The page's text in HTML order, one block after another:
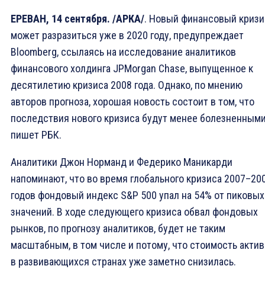
ЕРЕВАН, 14 сентября. /АРКА/. Новый финансовый
может разразиться уже в 2020 году, предупреждает
Bloomberg, ссылаясь на исследование аналитиков
финансового холдинга JPMorgan Chase, выпущенное к
десятилетию кризиса 2008 года. Однако, по мнению
авторов прогноза, хорошая новость состоит в том, что
последствия нового кризиса будут менее
пишет РБК.
Аналитики Джон Норманд и Федерико Маникарди
напоминают, что во время глобального кризиса
годов фондовый индекс S&P 500 упал на 54% от пиковых
значений. В ходе следующего кризиса обвал фондовых
рынков, по прогнозу аналитиков, будет не таким
масштабным, в том числе и потому, что стоимость
в развивающихся странах уже заметно снизилась.